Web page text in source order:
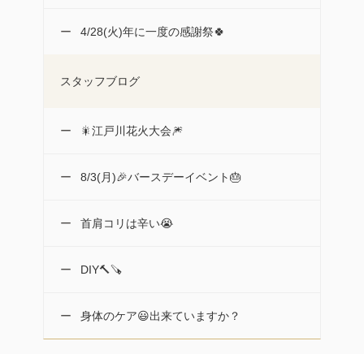
4/28(火)年に一度の感謝祭🍀
スタッフブログ
🎇江戸川花火大会🎆
8/3(月)🎉バースデーイベント🎂
首肩コリは辛い😭
DIY🔨🪚
身体のケア😃出来ていますか？